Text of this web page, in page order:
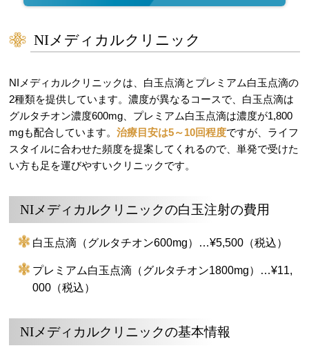
NIメディカルクリニック
NIメディカルクリニックは、白玉点滴とプレミアム白玉点滴の
2種類を提供しています。濃度が異なるコースで、白玉点滴は
グルタチオン濃度600mg、プレミアム白玉点滴は濃度が1,800
mgも配合しています。 治療目安は5～10回程度ですが、ライフ
スタイルに合わせた頻度を提案してくれるので、単発で受けた
い方も足を運びやすいクリニックです。
NIメディカルクリニックの白玉注射の費用
白玉点滴（グルタチオン600mg）…¥5,500（税込）
プレミアム白玉点滴（グルタチオン1800mg）…¥11,
000（税込）
NIメディカルクリニックの基本情報